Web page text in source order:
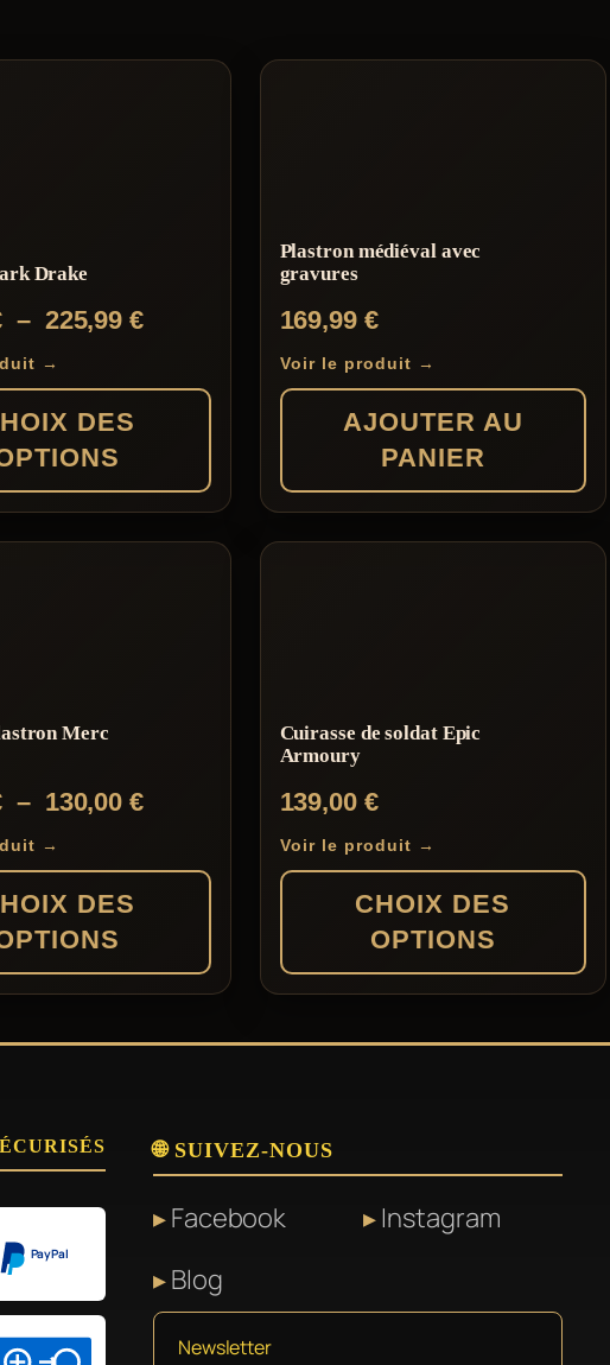
Drake
– 225,99€Plage
prix :
225,99 €
→
DES
Plastron médiéval avec
gravures
169,99 €
Voir le produit →
AJOUTER AU
PANIER
Merc
– 130,00€Plage
prix :
130,00 €
→
DES
Cuirasse de soldat Epic
Armoury
139,00 €
Voir le produit →
CHOIX DES
OPTIONS
produit
variations.
options
PayPal
🌐 SUIVEZ-NOUS
Facebook
Instagram
Blog
Newsletter